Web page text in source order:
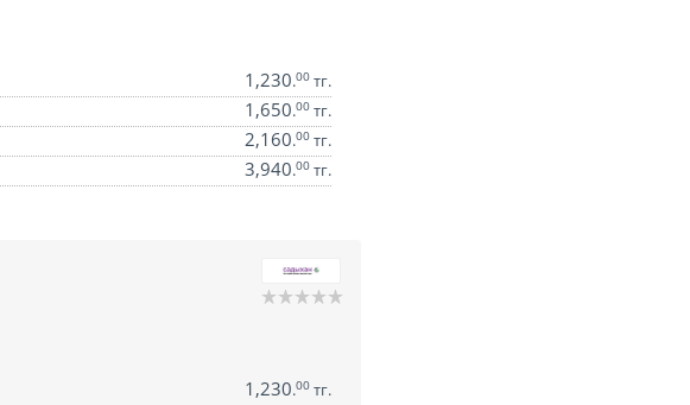
1,230.00тг.
1,650.00тг.
2,160.00тг.
3,940.00тг.
1,230.00тг.